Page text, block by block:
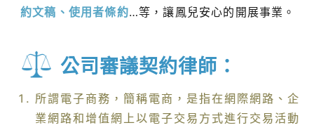
約文稿、使用者條約…等，讓鳳兒安心的開展事業。
公司審議契約律師：
所謂電子商務，簡稱電商，是指在網際網路、企
業網路和增值網上以電子交易方式進行交易活動